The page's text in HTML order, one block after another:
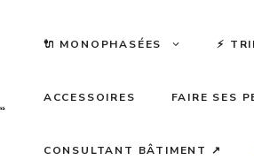
🔌 MONOPHASÉES ⚡️
ACCESSOIRES FAIRE SES
CONSULTANT BÂTIMENT ↗